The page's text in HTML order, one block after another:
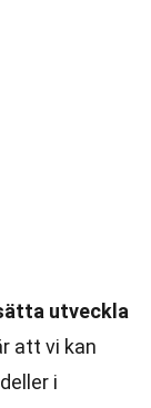
utveckla
att vi kan
i